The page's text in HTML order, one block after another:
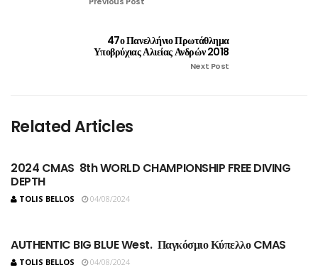
47ο Πανελλήνιο Πρωτάθλημα
Υποβρύχιας Αλιείας Ανδρών 2018
Next Post
Related Articles
2024 CMAS 8th WORLD CHAMPIONSHIP FREE DIVING
DEPTH
TOLIS BELLOS 04/08/2024
AUTHENTIC BIG BLUE West. Παγκόσμιο Κύπελλο CMAS
TOLIS BELLOS 04/08/2024